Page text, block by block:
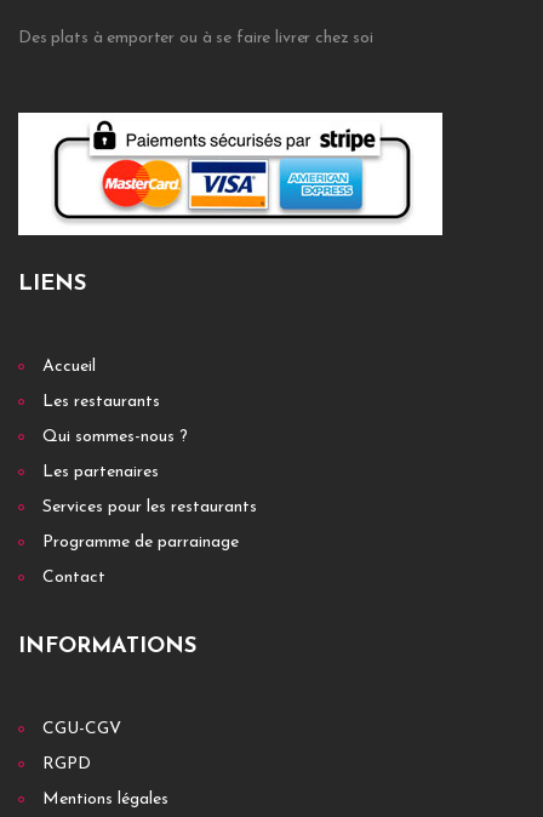
Des plats à emporter ou à se faire livrer chez soi
LIENS
Accueil
Les restaurants
Qui sommes-nous ?
Les partenaires
Services pour les restaurants
Programme de parrainage
Contact
INFORMATIONS
CGU-CGV
RGPD
Mentions légales